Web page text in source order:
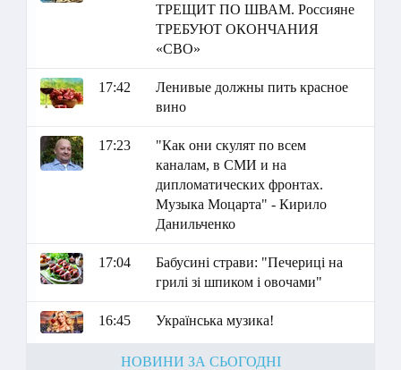
ТРЕЩИТ ПО ШВАМ. Россияне
ТРЕБУЮТ ОКОНЧАНИЯ
«СВО»
17:42
Ленивые должны пить красное
вино
17:23
"Как они скулят по всем
каналам, в СМИ и на
дипломатических фронтах.
Музыка Моцарта" - Кирило
Данильченко
17:04
Бабусині страви: "Печериці на
грилі зі шпиком і овочами"
16:45 Українська музика!
НОВИНИ ЗА СЬОГОДНІ